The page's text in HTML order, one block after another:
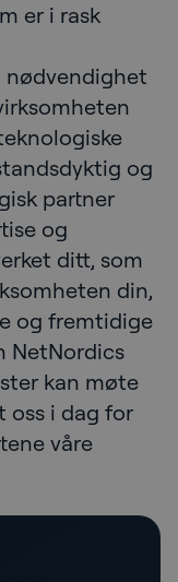
er i rask
nødvendighet
og
partner
og
ditt, som
din,
og fremtidige
NetNordics
kan møte
oss i dag for
våre